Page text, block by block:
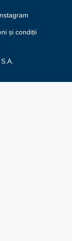
și condiții